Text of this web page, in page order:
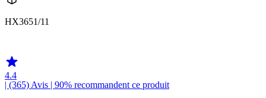
HX3651/11
4.4
| (365) Avis | 90% recommandent ce produit